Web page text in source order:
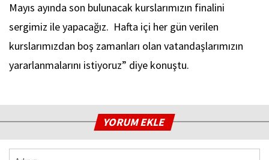
Mayıs ayında son bulunacak kurslarımızın finalini
sergimiz ile yapacağız. Hafta içi her gün verilen
kurslarımızdan boş zamanları olan vatandaşlarımızın
yararlanmalarını istiyoruz” diye konuştu.
YORUM EKLE